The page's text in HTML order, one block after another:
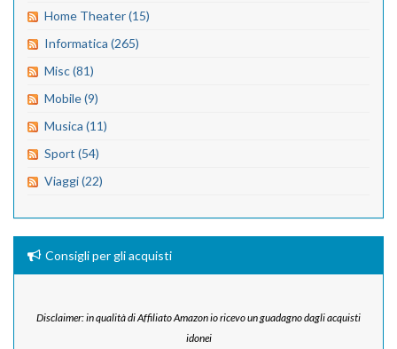
Home Theater (15)
Informatica (265)
Misc (81)
Mobile (9)
Musica (11)
Sport (54)
Viaggi (22)
Consigli per gli acquisti
Disclaimer: in qualità di Affiliato Amazon io ricevo un guadagno dagli acquisti
idonei